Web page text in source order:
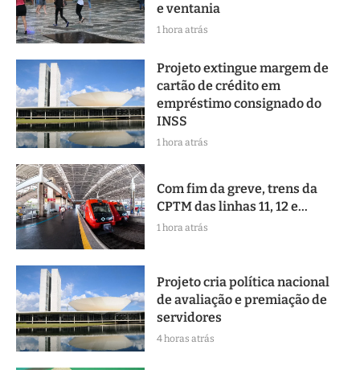
e ventania
1 hora atrás
Projeto extingue margem de
cartão de crédito em
empréstimo consignado do
INSS
1 hora atrás
Com fim da greve, trens da
CPTM das linhas 11, 12 e...
1 hora atrás
Projeto cria política nacional
de avaliação e premiação de
servidores
4 horas atrás